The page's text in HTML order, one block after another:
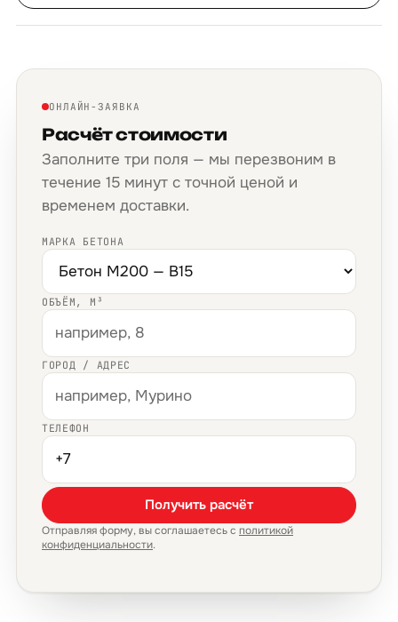
ОНЛАЙН-ЗАЯВКА
Расчёт стоимости
Заполните три поля — мы перезвоним в
течение 15 минут с точной ценой и
временем доставки.
МАРКА БЕТОНА
ОБЪЁМ, М³
ГОРОД / АДРЕС
ТЕЛЕФОН
Получить расчёт
Отправляя форму, вы соглашаетесь с политикой
конфиденциальности.